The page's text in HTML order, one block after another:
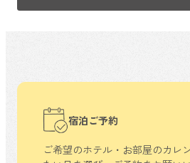
宿泊ご予約
ご希望のホテル・お部屋のカレ